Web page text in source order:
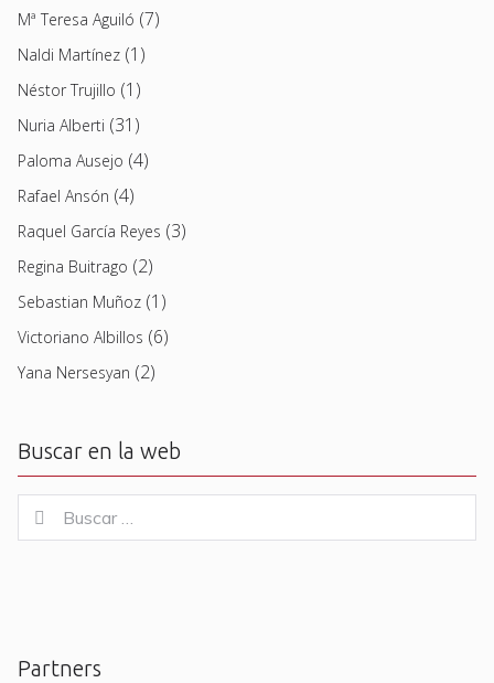
Mª Teresa Aguiló (7)
Naldi Martínez (1)
Néstor Trujillo (1)
Nuria Alberti (31)
Paloma Ausejo (4)
Rafael Ansón (4)
Raquel García Reyes (3)
Regina Buitrago (2)
Sebastian Muñoz (1)
Victoriano Albillos (6)
Yana Nersesyan (2)
Buscar en la web
for:
Buscar
Partners